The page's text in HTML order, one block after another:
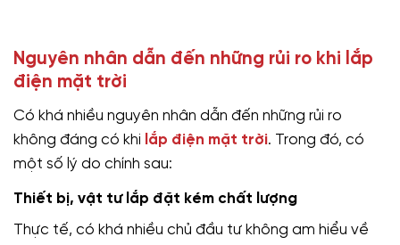
Nguyên nhân dẫn đến những rủi ro khi lắp
điện mặt trời
Có khá nhiều nguyên nhân dẫn đến những rủi ro
không đáng có khi lắp điện mặt trời. Trong đó, có
một số lý do chính sau:
Thiết bị, vật tư lắp đặt kém chất lượng
Thực tế, có khá nhiều chủ đầu tư không am hiểu về